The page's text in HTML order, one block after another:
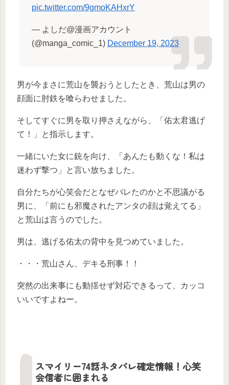
pic.twitter.com/9gmoKAHxrY
— よしだ@漫画アカウント
(@manga_comic_1) December 19, 2023
男が今まさに荒山を襲おうとしたとき、荒山は男の
顔面に肘鉄を喰らわせました。
そしてすぐに男を取り押さえながら、「佑太君逃げ
て！」と指示します。
一緒にいた女に銃を向け、「あんたも動くな！私は
迷わず撃つ」と言い放ちました。
自分たちが心笑会だとなぜバレたのかと不思議がる
男に、「前にも邪魔されたアンタの顔は覚えてる」
と荒山は言うのでした。
男は、逃げる佑太の背中を見つめていました。
・・・荒山さん、デキる刑事！！
突然の出来事にも動揺せず対応できるって、カッコ
いいですよねー。
スマイリー74話ネタバレ確定情報！心笑
会信者に囲まれる